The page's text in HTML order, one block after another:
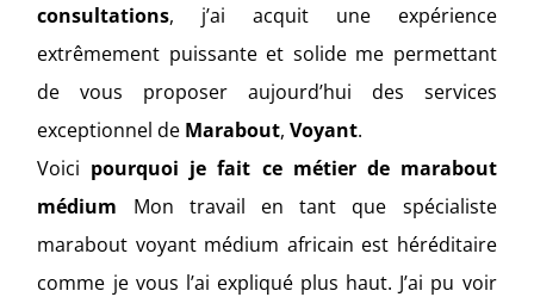
consultations, j’ai acquit une expérience
extrêmement puissante et solide me permettant
de vous proposer aujourd’hui des services
exceptionnel de Marabout,Voyant.
Voici pourquoi je fait ce métier de marabout
médium Mon travail en tant que spécialiste
marabout voyant médium africain est héréditaire
comme je vous l’ai expliqué plus haut. J’ai pu voir